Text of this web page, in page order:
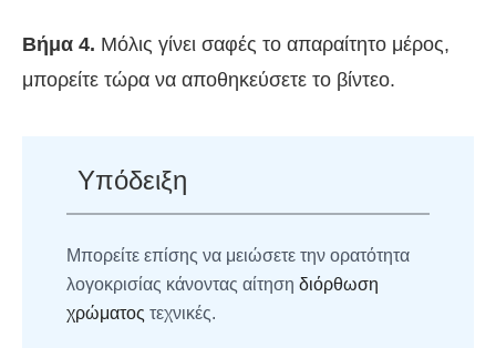
Βήμα 4. Μόλις γίνει σαφές το απαραίτητο μέρος,
μπορείτε τώρα να αποθηκεύσετε το βίντεο.
Υπόδειξη
Μπορείτε επίσης να μειώσετε την ορατότητα
λογοκρισίας κάνοντας αίτηση διόρθωση
χρώματος τεχνικές.